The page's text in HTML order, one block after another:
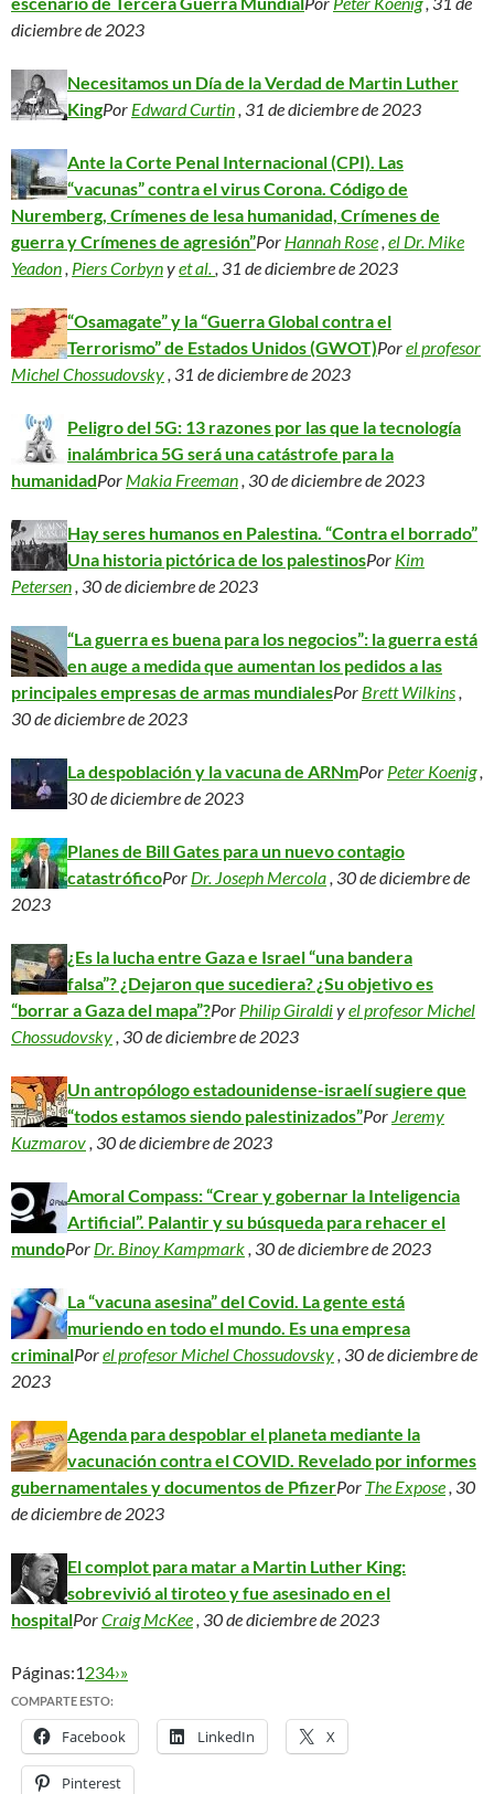
diciembre de 2023
Necesitamos un Día de la Verdad de Martin Luther
KingPor Edward Curtin, 31 de diciembre de 2023
Ante la Corte Penal Internacional (CPI). Las
“vacunas” contra el virus Corona. Código de
Nuremberg, Crímenes de lesa humanidad, Crímenes de
guerra y Crímenes de agresión”Por Hannah Rose, el Dr. Mike
Yeadon, Piers Corbynyet al., 31 de diciembre de 2023
“Osamagate” y la “Guerra Global contra el
Terrorismo” de Estados Unidos (GWOT)Porel profesor
Michel Chossudovsky, 31 de diciembre de 2023
Peligro del 5G: 13 razones por las que la tecnología
inalámbrica 5G será una catástrofe para la
humanidadPor Makia Freeman, 30 de diciembre de 2023
Hay seres humanos en Palestina. “Contra el borrado”
Una historia pictórica de los palestinosPor Kim
Petersen, 30 de diciembre de 2023
“La guerra es buena para los negocios”: la guerra está
en auge a medida que aumentan los pedidos a las
principales empresas de armas mundialesPor Brett Wilkins,
30 de diciembre de 2023
La despoblación y la vacuna de ARNmPor Peter Koenig,
30 de diciembre de 2023
Planes de Bill Gates para un nuevo contagio
catastróficoPor Dr. Joseph Mercola, 30 de diciembre de
2023
¿Es la lucha entre Gaza e Israel “una bandera
falsa”? ¿Dejaron que sucediera? ¿Su objetivo es
“borrar a Gaza del mapa”?Por Philip Giraldiyel profesor Michel
Chossudovsky, 30 de diciembre de 2023
Un antropólogo estadounidense-israelí sugiere que
“todos estamos siendo palestinizados”Por Jeremy
Kuzmarov, 30 de diciembre de 2023
Amoral Compass: “Crear y gobernar la Inteligencia
Artificial”. Palantir y su búsqueda para rehacer el
mundoPor Dr. Binoy Kampmark, 30 de diciembre de 2023
La “vacuna asesina” del Covid. La gente está
muriendo en todo el mundo. Es una empresa
criminalPorel profesor Michel Chossudovsky, 30 de diciembre de
2023
Agenda para despoblar el planeta mediante la
vacunación contra el COVID. Revelado por informes
gubernamentales y documentos de PfizerPor The Expose, 30
de diciembre de 2023
El complot para matar a Martin Luther King:
sobrevivió al tiroteo y fue asesinado en el
hospitalPorCraig McKee, 30 de diciembre de 2023
Páginas:1234›»
COMPARTE ESTO:
Facebook LinkedIn X
Pinterest